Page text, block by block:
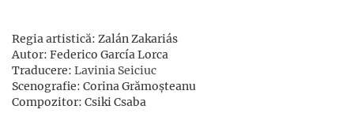
Regia artistică: Zalán Zakariás
Autor: Federico García Lorca
Traducere: Lavinia Seiciuc
Scenografie: Corina Grămoșteanu
Compozitor: Csiki Csaba